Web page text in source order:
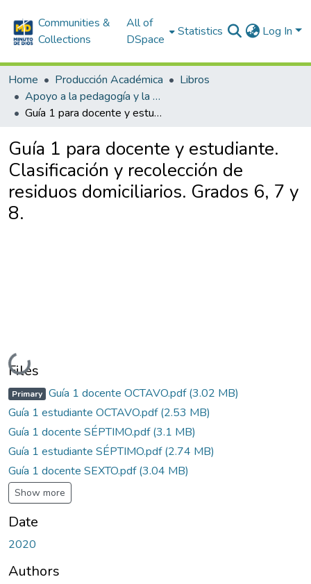
Communities &
Collections
All of
DSpace
Statistics Log In
Home Producción Académica
Libros
Apoyo a la pedagogía y la didáctica
Guía 1 para docente y estudiante. Clasificación y recolección de residuos domiciliarios. Grados 6, 7 y 8.
Guía 1 para docente y estudiante.
Clasificación y recolección de
residuos domiciliarios. Grados 6, 7 y
8.
Loading...
Files
Primary Guía 1 docente OCTAVO.pdf(3.02 MB)
Guía 1 estudiante OCTAVO.pdf(2.53 MB)
Guía 1 docente SÉPTIMO.pdf(3.1 MB)
Guía 1 estudiante SÉPTIMO.pdf(2.74 MB)
Guía 1 docente SEXTO.pdf(3.04 MB)
Show more
Date
2020
Authors